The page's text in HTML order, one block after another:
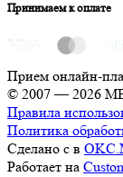
Принимаем к оплате
Прием онлайн-
© 2007 — 2026
Правила
Политика
Сделано с в
Работает на